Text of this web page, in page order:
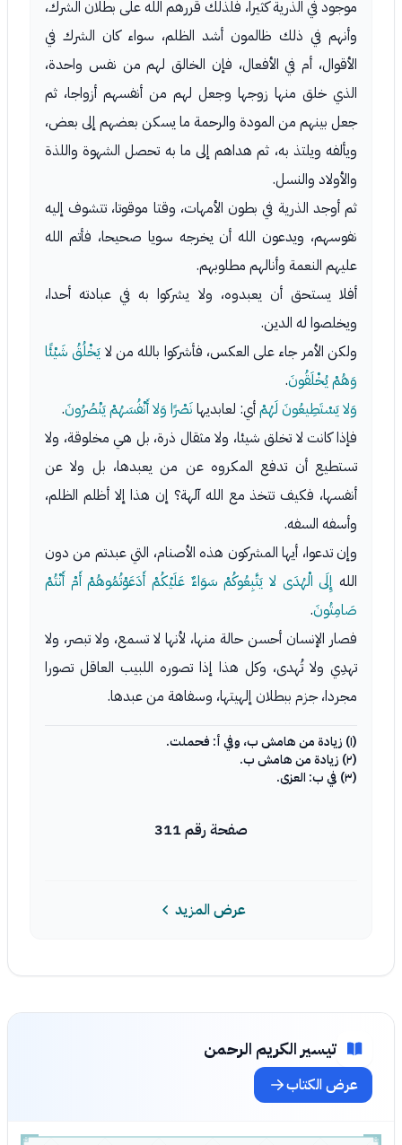
موجود في الذرية كثيرا، فلذلك قررهم الله على بطلان الشرك،
وأنهم في ذلك ظالمون أشد الظلم، سواء كان الشرك في
الأقوال، أم في الأفعال، فإن الخالق لهم من نفس واحدة،
الذي خلق منها زوجها وجعل لهم من أنفسهم أزواجا، ثم
جعل بينهم من المودة والرحمة ما يسكن بعضهم إلى بعض،
ويألفه ويلتذ به، ثم هداهم إلى ما به تحصل الشهوة واللذة
والأولاد والنسل.
ثم أوجد الذرية في بطون الأمهات، وقتا موقوتا، تتشوف إليه
نفوسهم، ويدعون الله أن يخرجه سويا صحيحا، فأتم الله
عليهم النعمة وأنالهم مطلوبهم.
أفلا يستحق أن يعبدوه، ولا يشركوا به في عبادته أحدا،
ويخلصوا له الدين.
ولكن الأمر جاء على العكس، فأشركوا بالله من لا يَخْلُقُ شَيْئًا
وَهُمْ يُخْلَقُونَ.
وَلا يَسْتَطِيعُونَ لَهُمْأي: لعابديهانَصْرًا وَلا أَنْفُسَهُمْ يَنْصُرُونَ.
فإذا كانت لا تخلق شيئا، ولا مثقال ذرة، بل هي مخلوقة، ولا
تستطيع أن تدفع المكروه عن من يعبدها، بل ولا عن
أنفسها، فكيف تتخذ مع الله آلهة؟ إن هذا إلا أظلم الظلم،
وأسفه السفه.
وإن تدعوا، أيها المشركون هذه الأصنام، التي عبدتم من دون
الله إِلَى الْهُدَى لا يَتَّبِعُوكُمْ سَوَاءٌ عَلَيْكُمْ أَدَعَوْتُمُوهُمْ أَمْ أَنْتُمْ
صَامِتُونَ.
فصار الإنسان أحسن حالة منها، لأنها لا تسمع، ولا تبصر، ولا
تهدِي ولا تُهدى، وكل هذا إذا تصوره اللبيب العاقل تصورا
مجردا، جزم ببطلان إلهيتها، وسفاهة من عبدها.
(١) زيادة من هامش ب، وفي أ: فحملت.
(٢) زيادة من هامش ب.
(٣) في ب: العزى.
صفحة رقم 311
عرض المزيد
تيسير الكريم الرحمن
عرض الكتاب